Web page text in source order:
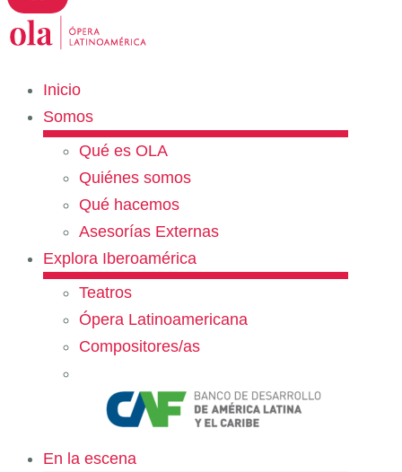
Inicio
Somos
Qué es OLA
Quiénes somos
Qué hacemos
Asesorías Externas
Explora Iberoamérica
Teatros
Ópera Latinoamericana
Compositores/as
En la escena